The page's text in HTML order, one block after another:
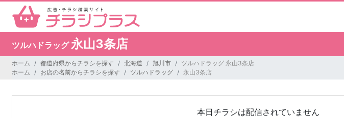
ツルハドラッグ永山3条店
ホーム 都道府県からチラシを探す 北海道 旭川市
ツルハドラッグ 永山3条店
ホーム
お店の名前からチラシを探す ツルハドラッグ 永山3条店
本日チラシは配信されていません